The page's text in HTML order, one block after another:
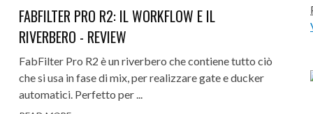
FABFILTER PRO R2: IL WORKFLOW E IL
RIVERBERO - REVIEW
FabFilter Pro R2 è un riverbero che contiene tutto ciò
che si usa in fase di mix, per realizzare gate e ducker
automatici. Perfetto per ...